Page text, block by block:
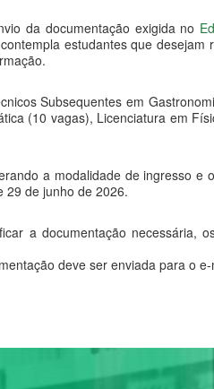
da documentação exigida no
estudantes que
Subsequentes em
(10 vagas), Licenciatura em
a modalidade de ingresso
29 de junho de 2026.
a documentação necessária,
deve ser enviada para o e-